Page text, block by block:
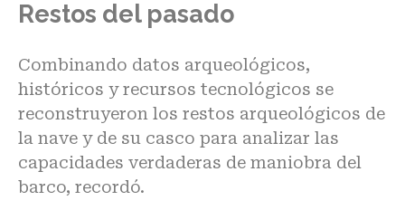
Restos del pasado
Combinando datos arqueológicos,
históricos y recursos tecnológicos se
reconstruyeron los restos arqueológicos de
la nave y de su casco para analizar las
capacidades verdaderas de maniobra del
barco, recordó.